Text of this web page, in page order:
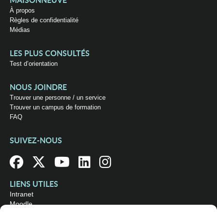
À propos
Règles de confidentialité
Médias
LES PLUS CONSULTÉS
Test d’orientation
NOUS JOINDRE
Trouver une personne / un service
Trouver un campus de formation
FAQ
SUIVEZ-NOUS
LIENS UTILES
Intranet
Moodle